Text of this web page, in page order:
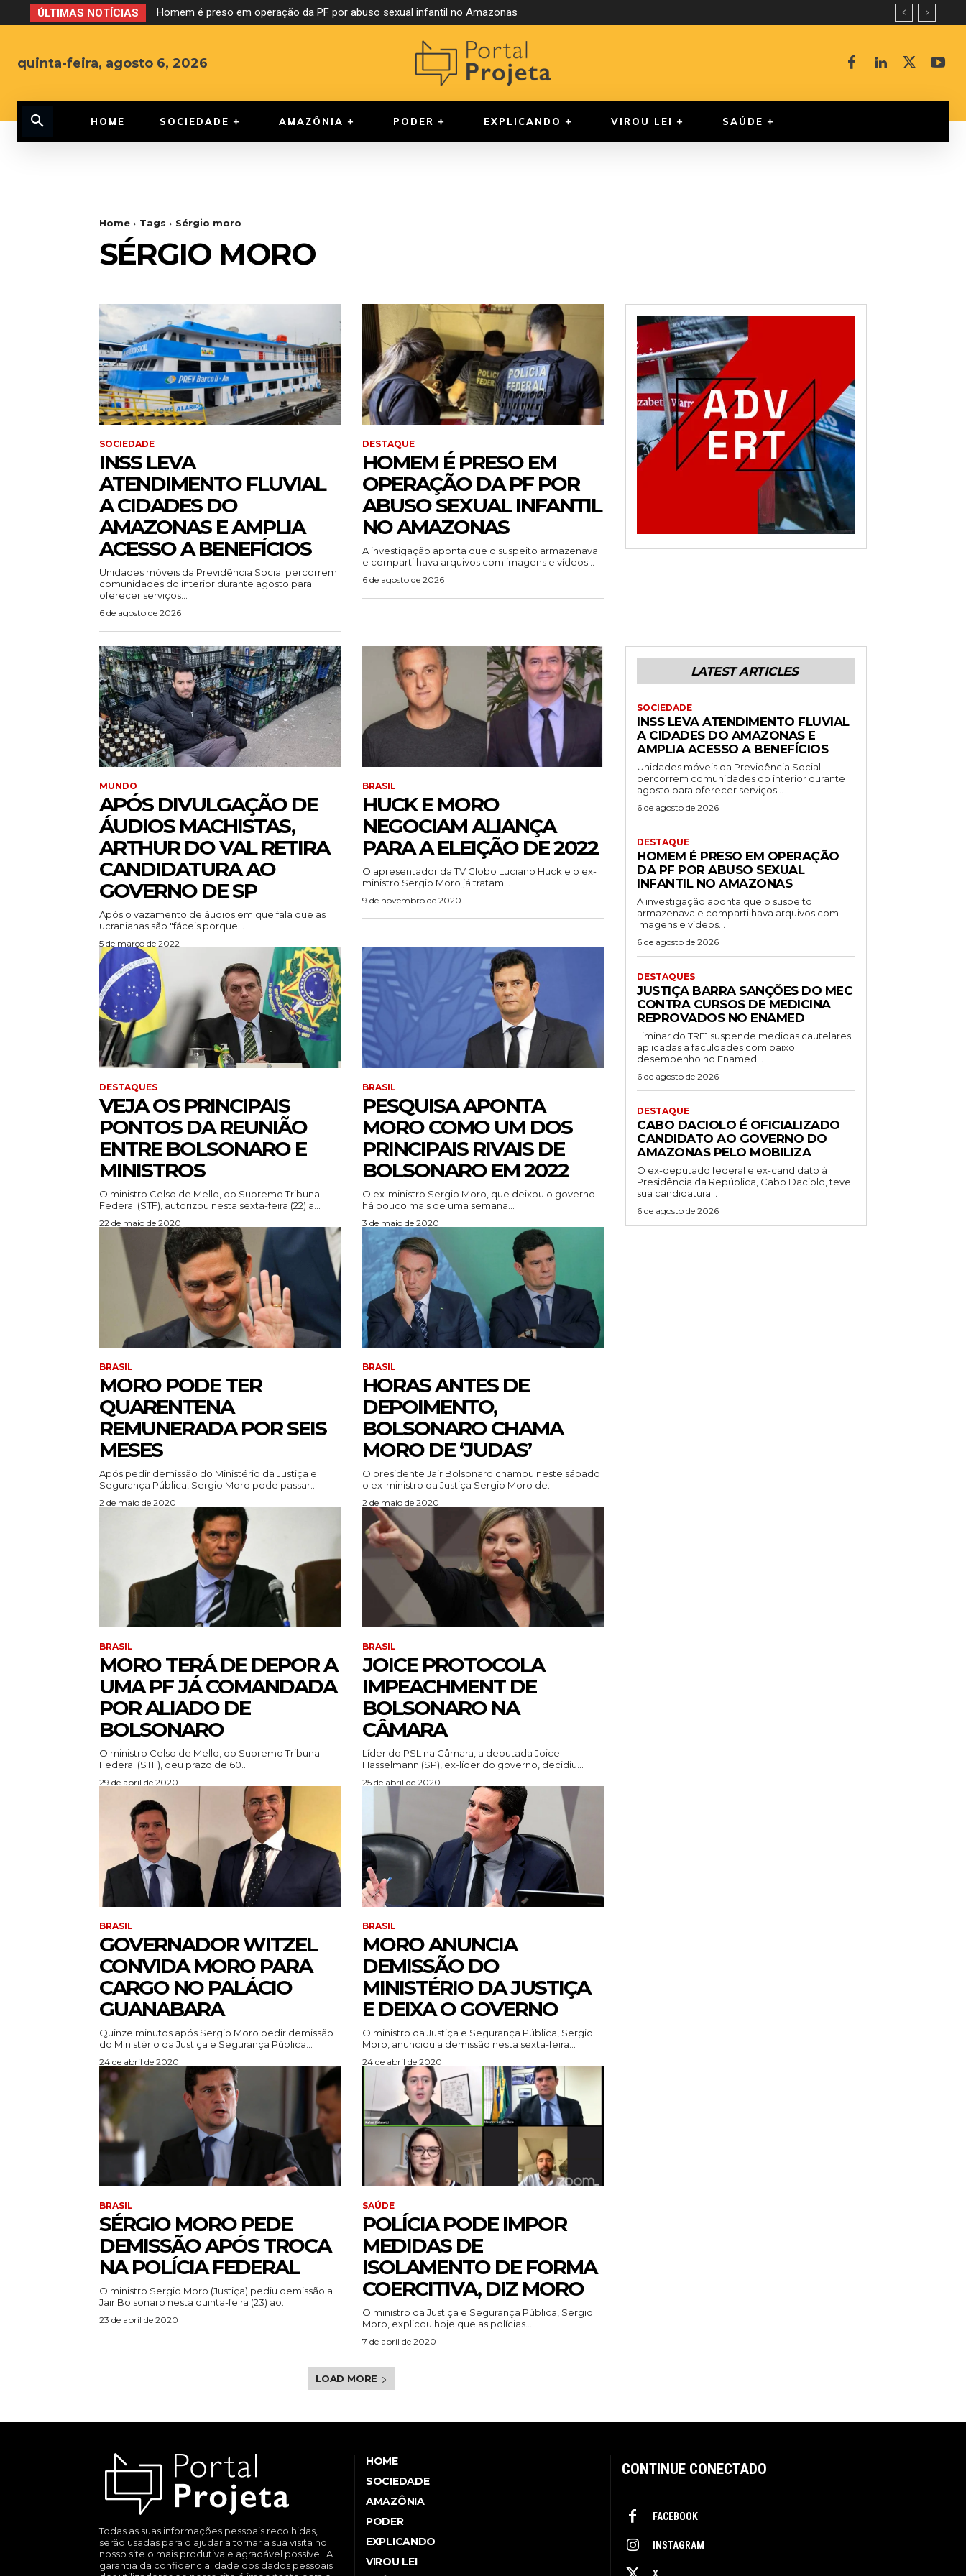
ÚLTIMAS NOTÍCIAS Homem é preso em operação da PF por abuso sexual infantil no Amazonas
quinta-feira, agosto 6, 2026
HOME SOCIEDADE AMAZÔNIA PODER EXPLICANDO VIROU LEI SAÚDE
Home Tags Sérgio moro
SÉRGIO MORO
SOCIEDADE
INSS LEVA
ATENDIMENTO FLUVIAL
A CIDADES DO
AMAZONAS E AMPLIA
ACESSO A BENEFÍCIOS
Unidades móveis da Previdência Social percorrem
comunidades do interior durante agosto para
oferecer serviços...
6 de agosto de 2026
DESTAQUE
HOMEM É PRESO EM
OPERAÇÃO DA PF POR
ABUSO SEXUAL INFANTIL
NO AMAZONAS
A investigação aponta que o suspeito armazenava
e compartilhava arquivos com imagens e vídeos...
6 de agosto de 2026
MUNDO
APÓS DIVULGAÇÃO DE
ÁUDIOS MACHISTAS,
ARTHUR DO VAL RETIRA
CANDIDATURA AO
GOVERNO DE SP
Após o vazamento de áudios em que fala que as
ucranianas são "fáceis porque...
5 de março de 2022
BRASIL
HUCK E MORO
NEGOCIAM ALIANÇA
PARA A ELEIÇÃO DE 2022
O apresentador da TV Globo Luciano Huck e o ex-
ministro Sergio Moro já tratam...
9 de novembro de 2020
DESTAQUES
VEJA OS PRINCIPAIS
PONTOS DA REUNIÃO
ENTRE BOLSONARO E
MINISTROS
O ministro Celso de Mello, do Supremo Tribunal
Federal (STF), autorizou nesta sexta-feira (22) a...
22 de maio de 2020
BRASIL
PESQUISA APONTA
MORO COMO UM DOS
PRINCIPAIS RIVAIS DE
BOLSONARO EM 2022
O ex-ministro Sergio Moro, que deixou o governo
há pouco mais de uma semana...
3 de maio de 2020
BRASIL
MORO PODE TER
QUARENTENA
REMUNERADA POR SEIS
MESES
Após pedir demissão do Ministério da Justiça e
Segurança Pública, Sergio Moro pode passar...
2 de maio de 2020
BRASIL
HORAS ANTES DE
DEPOIMENTO,
BOLSONARO CHAMA
MORO DE ‘JUDAS’
O presidente Jair Bolsonaro chamou neste sábado
o ex-ministro da Justiça Sergio Moro de...
2 de maio de 2020
BRASIL
MORO TERÁ DE DEPOR A
UMA PF JÁ COMANDADA
POR ALIADO DE
BOLSONARO
O ministro Celso de Mello, do Supremo Tribunal
Federal (STF), deu prazo de 60...
29 de abril de 2020
BRASIL
JOICE PROTOCOLA
IMPEACHMENT DE
BOLSONARO NA
CÂMARA
Líder do PSL na Câmara, a deputada Joice
Hasselmann (SP), ex-líder do governo, decidiu...
25 de abril de 2020
BRASIL
GOVERNADOR WITZEL
CONVIDA MORO PARA
CARGO NO PALÁCIO
GUANABARA
Quinze minutos após Sergio Moro pedir demissão
do Ministério da Justiça e Segurança Pública...
24 de abril de 2020
BRASIL
MORO ANUNCIA
DEMISSÃO DO
MINISTÉRIO DA JUSTIÇA
E DEIXA O GOVERNO
O ministro da Justiça e Segurança Pública, Sergio
Moro, anunciou a demissão nesta sexta-feira...
24 de abril de 2020
BRASIL
SÉRGIO MORO PEDE
DEMISSÃO APÓS TROCA
NA POLÍCIA FEDERAL
O ministro Sergio Moro (Justiça) pediu demissão a
Jair Bolsonaro nesta quinta-feira (23) ao...
23 de abril de 2020
SAÚDE
POLÍCIA PODE IMPOR
MEDIDAS DE
ISOLAMENTO DE FORMA
COERCITIVA, DIZ MORO
O ministro da Justiça e Segurança Pública, Sergio
Moro, explicou hoje que as polícias...
7 de abril de 2020
LOAD MORE
LATEST ARTICLES
SOCIEDADE
INSS LEVA ATENDIMENTO FLUVIAL
A CIDADES DO AMAZONAS E
AMPLIA ACESSO A BENEFÍCIOS
Unidades móveis da Previdência Social
percorrem comunidades do interior durante
agosto para oferecer serviços...
6 de agosto de 2026
DESTAQUE
HOMEM É PRESO EM OPERAÇÃO
DA PF POR ABUSO SEXUAL
INFANTIL NO AMAZONAS
A investigação aponta que o suspeito
armazenava e compartilhava arquivos com
imagens e vídeos...
6 de agosto de 2026
DESTAQUES
JUSTIÇA BARRA SANÇÕES DO MEC
CONTRA CURSOS DE MEDICINA
REPROVADOS NO ENAMED
Liminar do TRF1 suspende medidas cautelares
aplicadas a faculdades com baixo
desempenho no Enamed...
6 de agosto de 2026
DESTAQUE
CABO DACIOLO É OFICIALIZADO
CANDIDATO AO GOVERNO DO
AMAZONAS PELO MOBILIZA
O ex-deputado federal e ex-candidato à
Presidência da República, Cabo Daciolo, teve
sua candidatura...
6 de agosto de 2026
Todas as suas informações pessoais recolhidas,
serão usadas para o ajudar a tornar a sua visita no
nosso site o mais produtiva e agradável possível. A
garantia da confidencialidade dos dados pessoais
HOME
SOCIEDADE
AMAZÔNIA
PODER
EXPLICANDO
VIROU LEI
CONTINUE CONECTADO
FACEBOOK
INSTAGRAM